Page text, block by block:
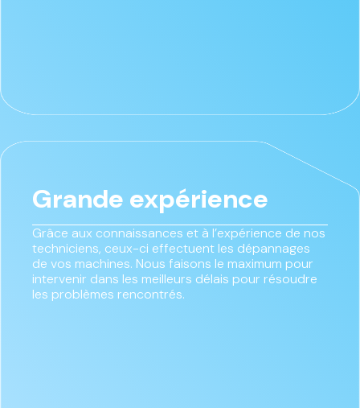
Grande expérience
Grâce aux connaissances et à l’expérience de nos
techniciens, ceux-ci effectuent les dépannages
de vos machines. Nous faisons le maximum pour
intervenir dans les meilleurs délais pour résoudre
les problèmes rencontrés.